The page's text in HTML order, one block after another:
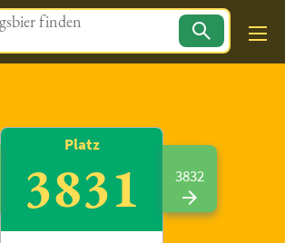
Magazin
Platz
3831 3832